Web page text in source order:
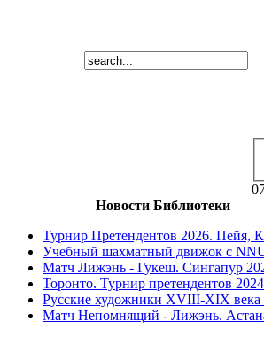
Новости Библиотеки
Турнир Претендентов 2026. Пейя,
Учебный шахматный движок с
Матч Лижэнь - Гукеш. Сингапур
Торонто. Турнир претендентов 2024
Русские художники XVIII-XIX века
Матч Непомнящий - Лижэнь.